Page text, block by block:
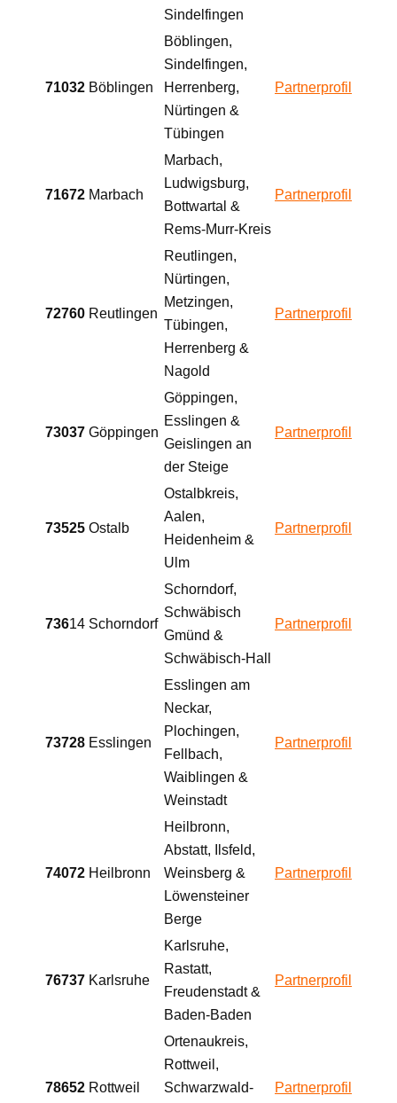
Sindelfingen
71032 Böblingen
Böblingen,
Sindelfingen,
Herrenberg,
Nürtingen &
Tübingen
Partnerprofil
71672 Marbach
Marbach,
Ludwigsburg,
Bottwartal &
Rems-Murr-Kreis
Partnerprofil
72760 Reutlingen
Reutlingen,
Nürtingen,
Metzingen,
Tübingen,
Herrenberg &
Nagold
Partnerprofil
73037 Göppingen
Göppingen,
Esslingen &
Geislingen an
der Steige
Partnerprofil
73525 Ostalb
Ostalbkreis,
Aalen,
Heidenheim &
Ulm
Partnerprofil
73614 Schorndorf
Schorndorf,
Schwäbisch
Gmünd &
Schwäbisch-Hall
Partnerprofil
73728 Esslingen
Esslingen am
Neckar,
Plochingen,
Fellbach,
Waiblingen &
Weinstadt
Partnerprofil
74072 Heilbronn
Heilbronn,
Abstatt, Ilsfeld,
Weinsberg &
Löwensteiner
Berge
Partnerprofil
76737 Karlsruhe
Karlsruhe,
Rastatt,
Freudenstadt &
Baden-Baden
Partnerprofil
78652 Rottweil
Ortenaukreis,
Rottweil,
Schwarzwald-
Partnerprofil